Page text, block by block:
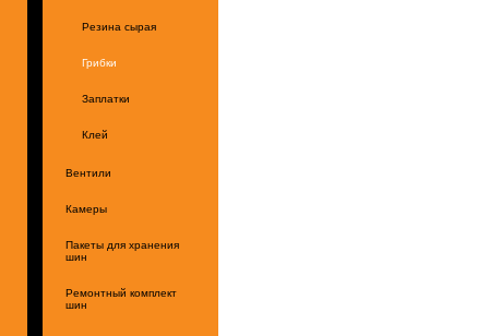
Резина сырая
Грибки
Заплатки
Клей
Вентили
Камеры
Пакеты для хранения
шин
Ремонтный комплект
шин